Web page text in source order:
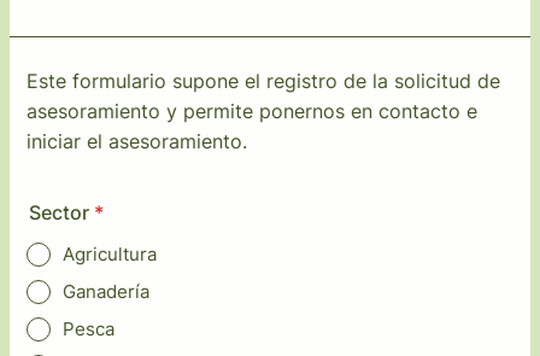
Este formulario supone el registro de la solicitud de
asesoramiento y permite ponernos en contacto e
iniciar el asesoramiento.
Sector *
Agricultura
Ganadería
Pesca